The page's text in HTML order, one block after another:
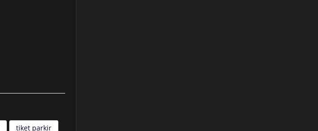
tiket parkir